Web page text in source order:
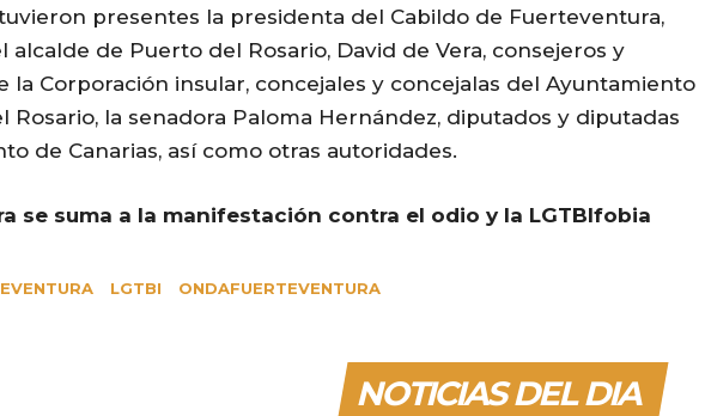
presentes la presidenta del Cabildo de Fuerteventura,
alcalde de Puerto del Rosario, David de Vera, consejeros y
la Corporación insular, concejales y concejalas del Ayuntamiento
Rosario, la senadora Paloma Hernández, diputados y diputadas
de Canarias, así como otras autoridades.
se suma a la manifestación contra el odio y la LGTBIfobia
LGTBI ONDAFUERTEVENTURA
NOTICIAS DEL DIA